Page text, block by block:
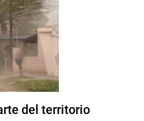
del territorio